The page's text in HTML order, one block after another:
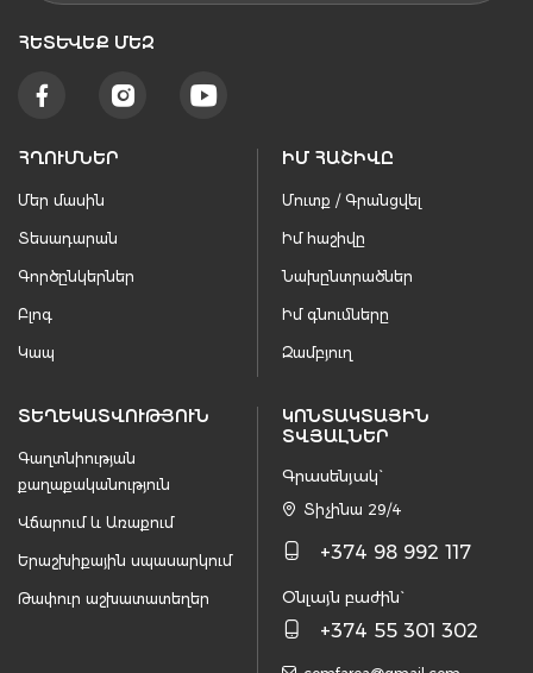
ՀԵՏԵՒԵՔ ՄԵԶ
ՀՂՈՒՄՆԵՐ
Մեր մասին
Տեսադարան
Գործընկերներ
Բլոգ
Կապ
ԻՄ ՀԱՇԻՎԸ
Մուտք / Գրանցվել
Իմ հաշիվը
Նախընտրածներ
Իմ գնումները
Զամբյուղ
ՏԵՂԵԿԱՏՎՈՒԹՅՈՒՆ
Գաղտնիության
քաղաքականություն
Վճարում և Առաքում
Երաշխիքային սպասարկում
Թափուր աշխատատեղեր
ԿՈՆՏԱԿՏԱՅԻՆ
ՏՎՅԱԼՆԵՐ
Գրասենյակ`
Տիչինա 29/4
+374 98 992 117
Օնլայն բաժին`
+374 55 301 302